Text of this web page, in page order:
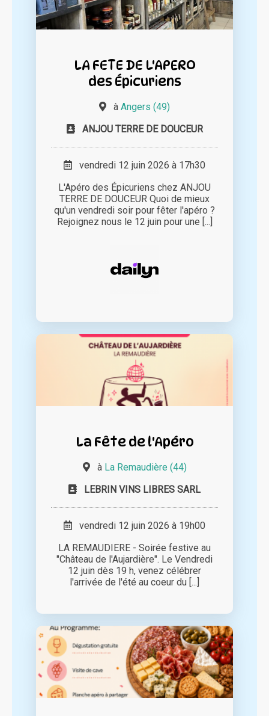
LA FETE DE L'APERO
des Épicuriens
à Angers (49)
ANJOU TERRE DE DOUCEUR
vendredi 12 juin 2026 à 17h30
L'Apéro des Épicuriens chez ANJOU
TERRE DE DOUCEUR Quoi de mieux
qu'un vendredi soir pour fêter l'apéro ?
Rejoignez nous le 12 juin pour une [...]
La Fête de l'Apéro
à La Remaudière (44)
LEBRIN VINS LIBRES SARL
vendredi 12 juin 2026 à 19h00
LA REMAUDIERE - Soirée festive au
"Château de l'Aujardière". Le Vendredi
12 juin dès 19 h, venez célébrer
l'arrivée de l'été au coeur du [...]